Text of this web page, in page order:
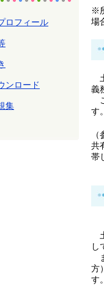
ロフィール
ンロード
集
※
場
義
す。
共
帯
し
方
す。